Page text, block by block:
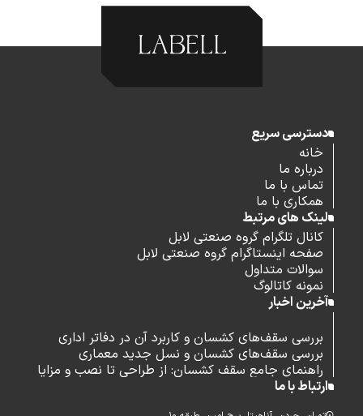
دسترسی سریع
خانه
درباره ما
تماس با ما
همکاری با ما
لینک های مرتبط
کانال تلگرام گروه صنعتی لابل
صفحه اینستاگرام گروه صنعتی لابل
سوالات متداول
نمونه کاتالوگ
آخرین اخبار
بررسی سقف‌های کشسان و کاربرد آن در دفاتر اداری
بررسی سقف‌های کشسان و نسل جدید معماری
راهنمای جامع سقف کشسان: از طراحی تا نصب و مزایا
ارتباط با ما